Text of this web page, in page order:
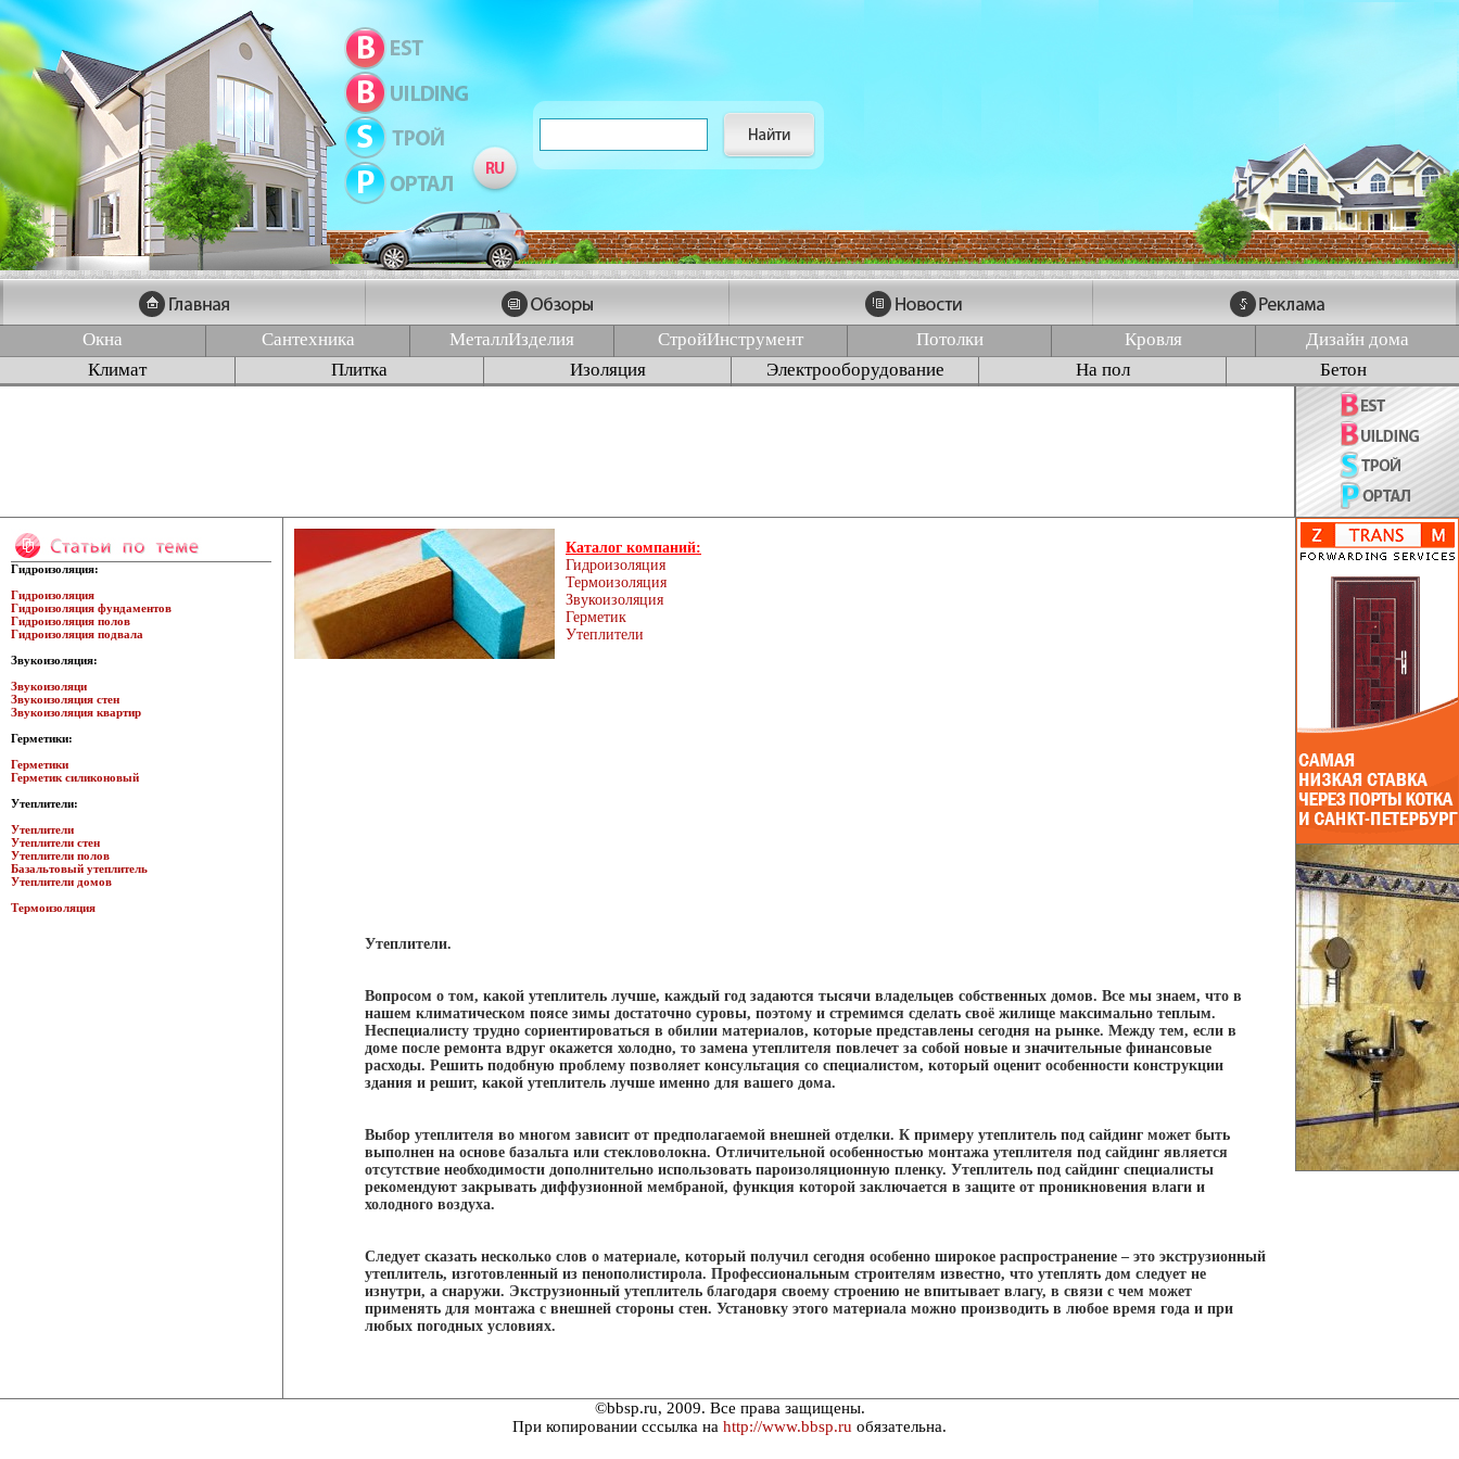
Окна Сантехника МеталлИзделия СтройИнструмент Потолки Кровля
Дизайн дома
Климат
Плитка Изоляция Электрооборудование На пол Бетон
Гидроизоляция:
Гидроизоляция
Гидроизоляция фундаментов
Гидроизоляция полов
Гидроизоляция подвала
Звукоизоляция:
Звукоизоляци
Звукоизоляция стен
Звукоизоляция квартир
Герметики:
Герметики
Герметик силиконовый
Утеплители:
Утеплители
Утеплители стен
Утеплители полов
Базальтовый утеплитель
Утеплители домов
Термоизоляция
Каталог компаний:
Гидроизоляция
Термоизоляция
Звукоизоляция
Герметик
Утеплители
Утеплители.
Вопросом о том, какой утеплитель лучше, каждый год задаются тысячи владельцев собственных домов. Все мы знаем, что в
нашем климатическом поясе зимы достаточно суровы, поэтому и стремимся сделать своё жилище максимально теплым.
Неспециалисту трудно сориентироваться в обилии материалов, которые представлены сегодня на рынке. Между тем, если в
доме после ремонта вдруг окажется холодно, то замена утеплителя повлечет за собой новые и значительные финансовые
расходы. Решить подобную проблему позволяет консультация со специалистом, который оценит особенности конструкции
здания и решит, какой утеплитель лучше именно для вашего дома.
Выбор утеплителя во многом зависит от предполагаемой внешней отделки. К примеру утеплитель под сайдинг может быть
выполнен на основе базальта или стекловолокна. Отличительной особенностью монтажа утеплителя под сайдинг является
отсутствие необходимости дополнительно использовать пароизоляционную пленку. Утеплитель под сайдинг специалисты
рекомендуют закрывать диффузионной мембраной, функция которой заключается в защите от проникновения влаги и
холодного воздуха.
Следует сказать несколько слов о материале, который получил сегодня особенно широкое распространение – это экструзионный
утеплитель, изготовленный из пенополистирола. Профессиональным строителям известно, что утеплять дом следует не
изнутри, а снаружи. Экструзионный утеплитель благодаря своему строению не впитывает влагу, в связи с чем может
применять для монтажа с внешней стороны стен. Установку этого материала можно производить в любое время года и при
любых погодных условиях.
©bbsp.ru, 2009. Все права защищены.
При копировании сссылка на http://www.bbsp.ru обязательна.